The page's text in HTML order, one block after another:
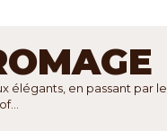
en passant par